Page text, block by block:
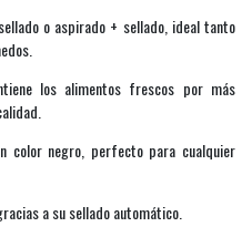
o aspirado + sellado, ideal tanto
los alimentos frescos por más
color negro, perfecto para cualquier
a su sellado automático.